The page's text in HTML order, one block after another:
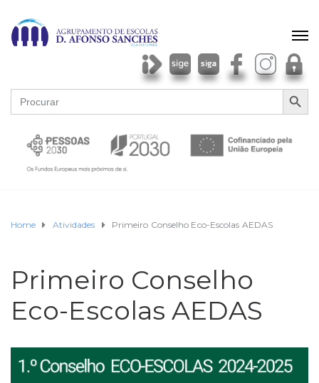
Search
for:
SEARCH
Home Atividades Primeiro Conselho Eco-Escolas AEDAS
Primeiro Conselho
Eco-Escolas AEDAS